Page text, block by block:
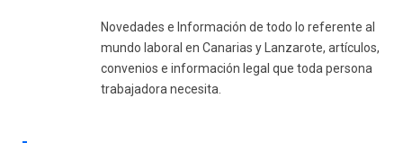
Novedades e Información de todo lo referente al
mundo laboral en Canarias y Lanzarote, artículos,
convenios e información legal que toda persona
trabajadora necesita.